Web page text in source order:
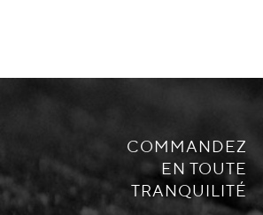
COMMANDEZ
EN TOUTE
TRANQUILITÉ